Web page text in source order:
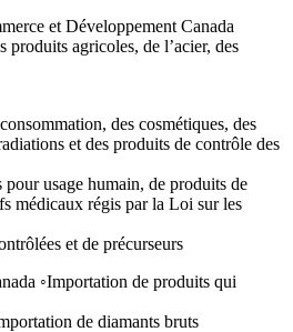
et Développement Canada
produits agricoles, de l’acier, des
des cosmétiques, des
et des produits de contrôle des
usage humain, de produits de
médicaux régis par la Loi sur les
et de précurseurs
◦Importation de produits qui
de diamants bruts